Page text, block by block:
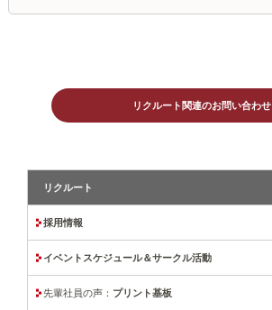
リクルート関連のお問い合わせ
リクルート
採用情報
イベントスケジュール＆サークル活動
先輩社員の声： プリント基板